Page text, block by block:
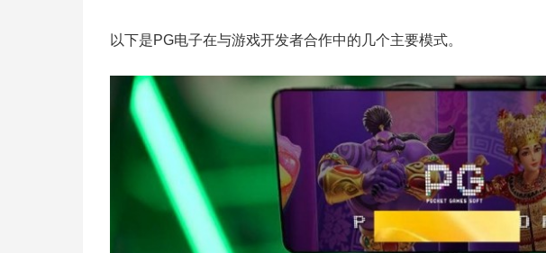
以下是PG电子在与游戏开发者合作中的几个主要模式。